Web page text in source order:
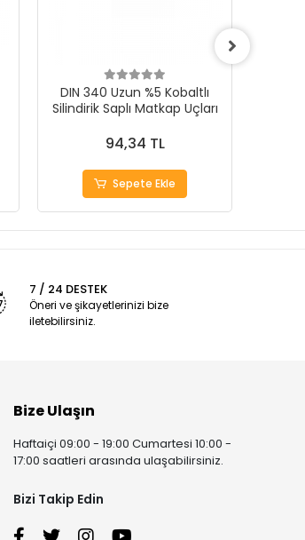
DIN 340 Uzun %5 Kobaltlı
Silindirik Saplı Matkap Uçları
94,34 TL
Sepete Ekle
7 / 24 DESTEK
Öneri ve şikayetlerinizi bize
iletebilirsiniz.
Bize Ulaşın
Haftaiçi 09:00 - 19:00 Cumartesi 10:00 -
17:00 saatleri arasında ulaşabilirsiniz.
Bizi Takip Edin